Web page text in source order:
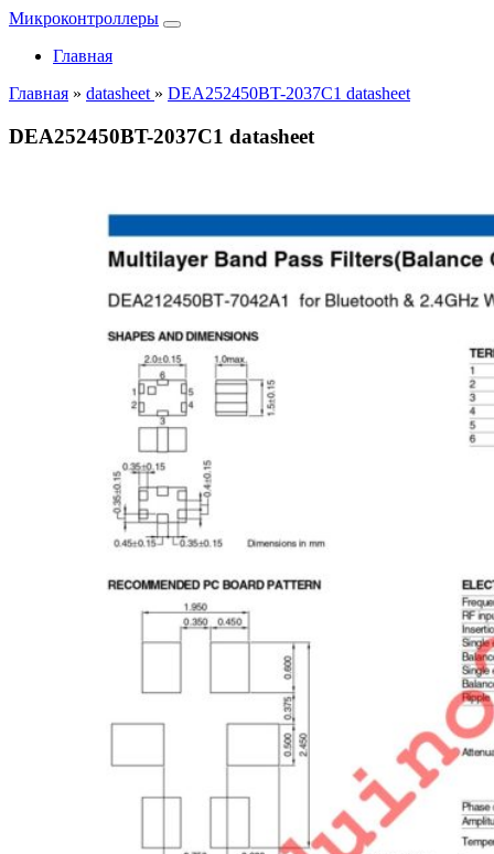
Микроконтроллеры
Главная
Главная » datasheet » DEA252450BT-2037C1 datasheet
DEA252450BT-2037C1 datasheet